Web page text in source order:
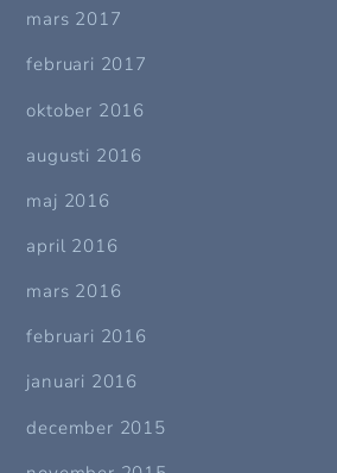
mars 2017
februari 2017
oktober 2016
augusti 2016
maj 2016
april 2016
mars 2016
februari 2016
januari 2016
december 2015